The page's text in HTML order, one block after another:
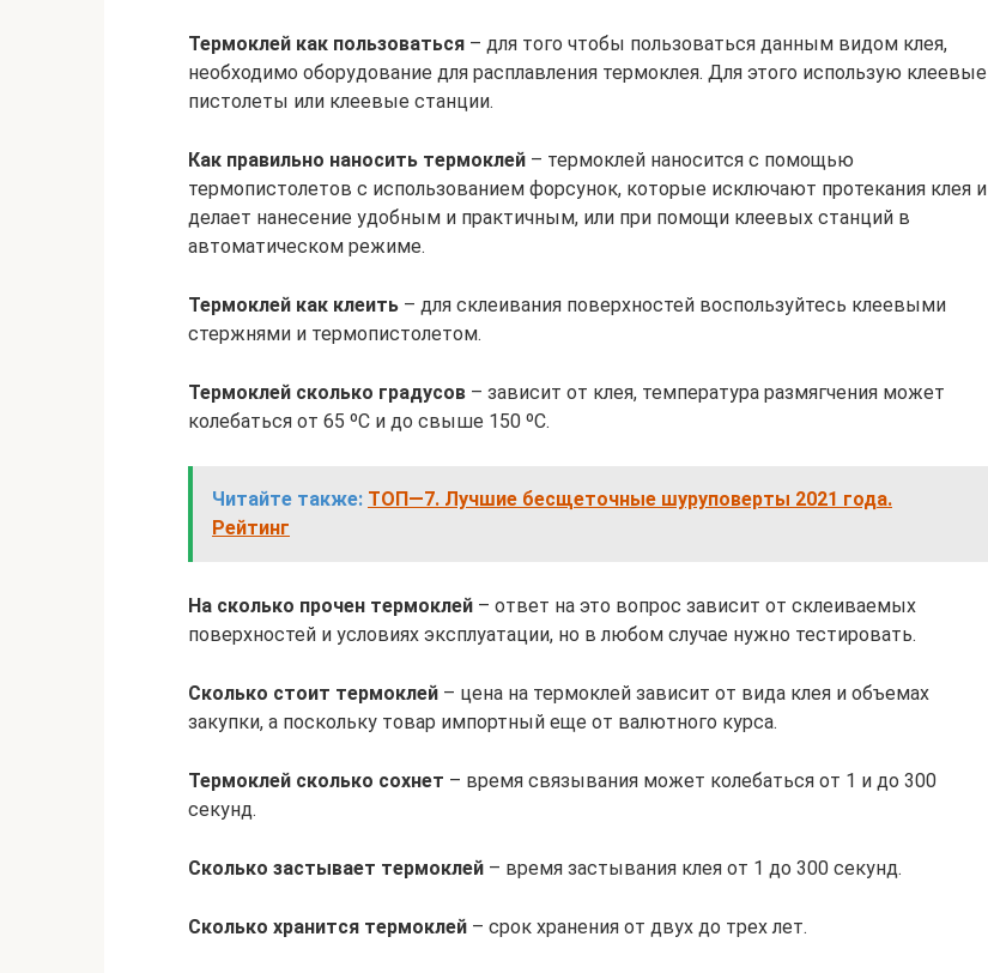
Термоклей как пользоваться – для того чтобы пользоваться данным видом клея,
необходимо оборудование для расплавления термоклея. Для этого использую клеевые
пистолеты или клеевые станции.
Как правильно наносить термоклей – термоклей наносится с помощью
термопистолетов с использованием форсунок, которые исключают протекания клея и
делает нанесение удобным и практичным, или при помощи клеевых станций в
автоматическом режиме.
Термоклей как клеить – для склеивания поверхностей воспользуйтесь клеевыми
стержнями и термопистолетом.
Термоклей сколько градусов – зависит от клея, температура размягчения может
колебаться от 65 ºС и до свыше 150 ºС.
Читайте также: ТОП—7. Лучшие бесщеточные шуруповерты 2021 года.
Рейтинг
На сколько прочен термоклей – ответ на это вопрос зависит от склеиваемых
поверхностей и условиях эксплуатации, но в любом случае нужно тестировать.
Сколько стоит термоклей – цена на термоклей зависит от вида клея и объемах
закупки, а поскольку товар импортный еще от валютного курса.
Термоклей сколько сохнет – время связывания может колебаться от 1 и до 300
секунд.
Сколько застывает термоклей – время застывания клея от 1 до 300 секунд.
Сколько хранится термоклей – срок хранения от двух до трех лет.